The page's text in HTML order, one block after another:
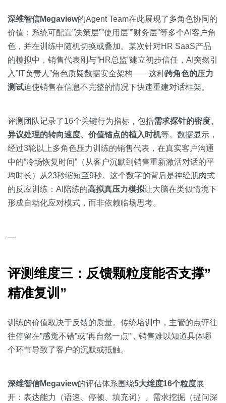
深维智信Megaview的Agent Team在此展现了多角色协同的
价值：系统可配置”决策层””使用层””财务层”等多个AI客户角
色，并在训练中随机切换或叠加。某次针对HR SaaS产品
的模拟中，销售代表刚与”HR总监”建立初步信任，AI突然引
入”IT负责人”角色质疑数据安全架构——这种跨角色的压力
测试迫使销售在信息不完整的情况下快速重建对话框架。
评测团队记录了16个关键行为指标，包括需求探针的密度、
异议处理的转向速度、价值锚点的植入时机等。数据显示，
经过3轮以上多角色压力训练的销售代表，在真实客户沟通
中的”冷场恢复时间”（从客户沉默到销售重新激活对话的平
均时长）从23秒缩短至9秒。这个数字的背后是神经肌肉式
的反应训练：AI陪练的高拟真压力模拟让大脑在类似情境下
形成自动化应对模式，而非依赖临场思考。
—
评测维度三：反馈颗粒度能否支撑”
精准复训”
训练的价值取决于反馈的质量。传统培训中，主管的点评往
往停留在”感觉不错”或”再自然一点”，销售难以知道具体哪
个环节导致了客户的沉默或抵触。
深维智信Megaview的评估体系围绕5大维度16个粒度展
开：表达能力（语速、停顿、填充词）、需求挖掘（提问深